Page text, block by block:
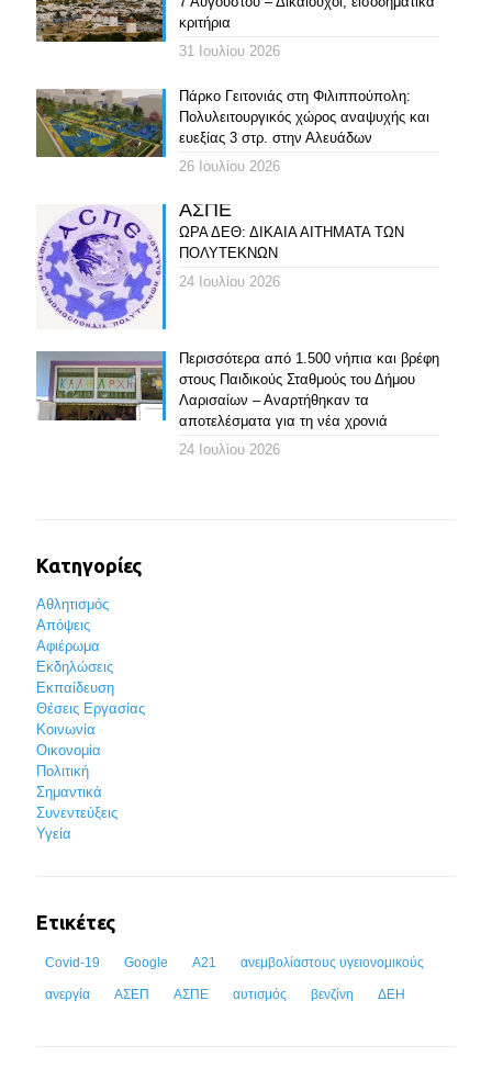
κριτήρια
31 Ιουλίου 2026
Πάρκο Γειτονιάς στη Φιλιππούπολη:
Πολυλειτουργικός χώρος αναψυχής και
ευεξίας 3 στρ. στην Αλευάδων
26 Ιουλίου 2026
ΑΣΠΕ
ΩΡΑ ΔΕΘ: ΔΙΚΑΙΑ ΑΙΤΗΜΑΤΑ ΤΩΝ
ΠΟΛΥΤΕΚΝΩΝ
24 Ιουλίου 2026
Περισσότερα από 1.500 νήπια και βρέφη
στους Παιδικούς Σταθμούς του Δήμου
Λαρισαίων – Αναρτήθηκαν τα
αποτελέσματα για τη νέα χρονιά
24 Ιουλίου 2026
Κατηγορίες
Αθλητισμός
Απόψεις
Αφιέρωμα
Εκδηλώσεις
Εκπαίδευση
Θέσεις Εργασίας
Κοινωνία
Οικονομία
Πολιτική
Σημαντικά
Συνεντεύξεις
Υγεία
Ετικέτες
Covid-19 Google Α21 ανεμβολίαστους υγειονομικούς
ανεργία ΑΣΕΠ ΑΣΠΕ αυτισμός βενζίνη ΔΕΗ